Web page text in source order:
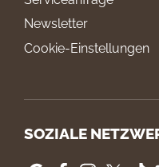
Newsletter
Cookie-Einstellungen
SOZIALE